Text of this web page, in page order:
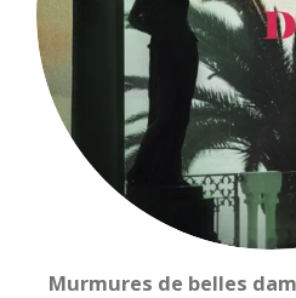
Murmures de belles